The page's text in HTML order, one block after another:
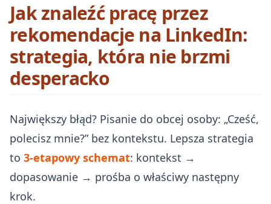
Jak znaleźć pracę przez
rekomendacje na LinkedIn:
strategia, która nie brzmi
desperacko
Największy błąd? Pisanie do obcej osoby: „Cześć,
polecisz mnie?” bez kontekstu. Lepsza strategia
to 3-etapowy schemat: kontekst →
dopasowanie → prośba o właściwy następny
krok.